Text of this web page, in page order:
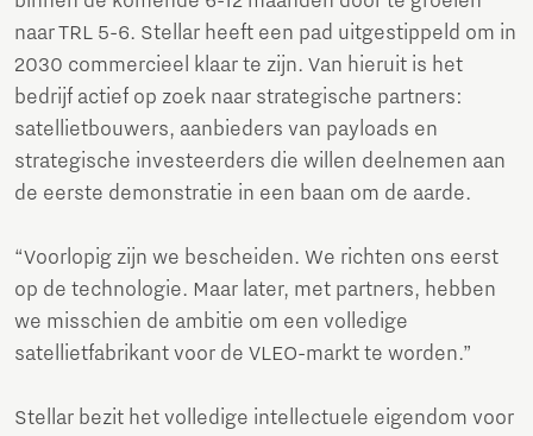
naar TRL 5-6. Stellar heeft een pad uitgestippeld om in
2030 commercieel klaar te zijn. Van hieruit is het
bedrijf actief op zoek naar strategische partners:
satellietbouwers, aanbieders van payloads en
strategische investeerders die willen deelnemen aan
de eerste demonstratie in een baan om de aarde.
“Voorlopig zijn we bescheiden. We richten ons eerst
op de technologie. Maar later, met partners, hebben
we misschien de ambitie om een volledige
satellietfabrikant voor de VLEO-markt te worden.”
Stellar bezit het volledige intellectuele eigendom voor